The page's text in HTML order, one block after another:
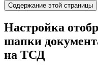
Содержание этой страницы
Настройка
шапки
на ТСД